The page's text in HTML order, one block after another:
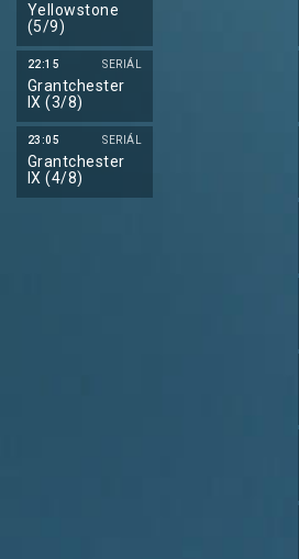
Yellowstone
(5/9)
22:15 SERIÁL
Grantchester
IX (3/8)
23:05 SERIÁL
Grantchester
IX (4/8)